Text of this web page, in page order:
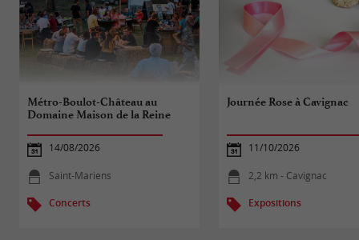
Métro-Boulot-Château au
Domaine Maison de la Reine
14/08/2026
Saint-Mariens
Concerts
Journée Rose à Cavignac
11/10/2026
2,2 km - Cavignac
Expositions